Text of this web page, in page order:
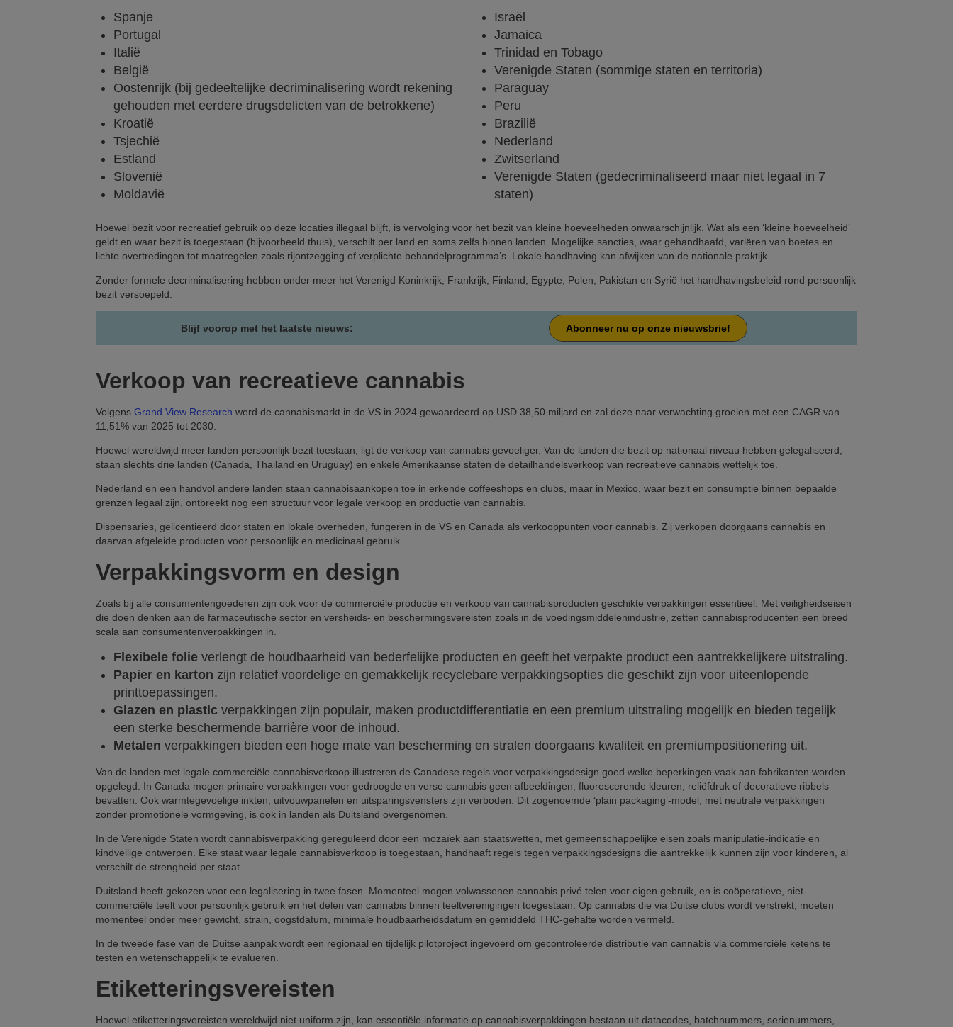
Spanje
Portugal
Italië
België
Oostenrijk (bij gedeeltelijke decriminalisering wordt rekening
gehouden met eerdere drugsdelicten van de betrokkene)
Kroatië
Tsjechië
Estland
Slovenië
Moldavië
Israël
Jamaica
Trinidad en Tobago
Verenigde Staten (sommige staten en territoria)
Paraguay
Peru
Brazilië
Nederland
Zwitserland
Verenigde Staten (gedecriminaliseerd maar niet legaal in 7
staten)
Hoewel bezit voor recreatief gebruik op deze locaties illegaal blijft, is vervolging voor het bezit van kleine hoeveelheden onwaarschijnlijk. Wat als een ‘kleine hoeveelheid’
geldt en waar bezit is toegestaan (bijvoorbeeld thuis), verschilt per land en soms zelfs binnen landen. Mogelijke sancties, waar gehandhaafd, variëren van boetes en
lichte overtredingen tot maatregelen zoals rijontzegging of verplichte behandelprogramma’s. Lokale handhaving kan afwijken van de nationale praktijk.
Zonder formele decriminalisering hebben onder meer het Verenigd Koninkrijk, Frankrijk, Finland, Egypte, Polen, Pakistan en Syrië het handhavingsbeleid rond persoonlijk
bezit versoepeld.
Blijf voorop met het laatste nieuws: Abonneer nu op onze nieuwsbrief
Verkoop van recreatieve cannabis
Volgens Grand View Research werd de cannabismarkt in de VS in 2024 gewaardeerd op USD 38,50 miljard en zal deze naar verwachting groeien met een CAGR van
11,51% van 2025 tot 2030.
Hoewel wereldwijd meer landen persoonlijk bezit toestaan, ligt de verkoop van cannabis gevoeliger. Van de landen die bezit op nationaal niveau hebben gelegaliseerd,
staan slechts drie landen (Canada, Thailand en Uruguay) en enkele Amerikaanse staten de detailhandelsverkoop van recreatieve cannabis wettelijk toe.
Nederland en een handvol andere landen staan cannabisaankopen toe in erkende coffeeshops en clubs, maar in Mexico, waar bezit en consumptie binnen bepaalde
grenzen legaal zijn, ontbreekt nog een structuur voor legale verkoop en productie van cannabis.
Dispensaries, gelicentieerd door staten en lokale overheden, fungeren in de VS en Canada als verkooppunten voor cannabis. Zij verkopen doorgaans cannabis en
daarvan afgeleide producten voor persoonlijk en medicinaal gebruik.
Verpakkingsvorm en design
Zoals bij alle consumentengoederen zijn ook voor de commerciële productie en verkoop van cannabisproducten geschikte verpakkingen essentieel. Met veiligheidseisen
die doen denken aan de farmaceutische sector en versheids- en beschermingsvereisten zoals in de voedingsmiddelenindustrie, zetten cannabisproducenten een breed
scala aan consumentenverpakkingen in.
Flexibele folie verlengt de houdbaarheid van bederfelijke producten en geeft het verpakte product een aantrekkelijkere uitstraling.
Papier en karton zijn relatief voordelige en gemakkelijk recyclebare verpakkingsopties die geschikt zijn voor uiteenlopende
printtoepassingen.
Glazen en plastic verpakkingen zijn populair, maken productdifferentiatie en een premium uitstraling mogelijk en bieden tegelijk
een sterke beschermende barrière voor de inhoud.
Metalen verpakkingen bieden een hoge mate van bescherming en stralen doorgaans kwaliteit en premiumpositionering uit.
Van de landen met legale commerciële cannabisverkoop illustreren de Canadese regels voor verpakkingsdesign goed welke beperkingen vaak aan fabrikanten worden
opgelegd. In Canada mogen primaire verpakkingen voor gedroogde en verse cannabis geen afbeeldingen, fluorescerende kleuren, reliëfdruk of decoratieve ribbels
bevatten. Ook warmtegevoelige inkten, uitvouwpanelen en uitsparingsvensters zijn verboden. Dit zogenoemde ‘plain packaging’-model, met neutrale verpakkingen
zonder promotionele vormgeving, is ook in landen als Duitsland overgenomen.
In de Verenigde Staten wordt cannabisverpakking gereguleerd door een mozaïek aan staatswetten, met gemeenschappelijke eisen zoals manipulatie-indicatie en
kindveilige ontwerpen. Elke staat waar legale cannabisverkoop is toegestaan, handhaaft regels tegen verpakkingsdesigns die aantrekkelijk kunnen zijn voor kinderen, al
verschilt de strengheid per staat.
Duitsland heeft gekozen voor een legalisering in twee fasen. Momenteel mogen volwassenen cannabis privé telen voor eigen gebruik, en is coöperatieve, niet-
commerciële teelt voor persoonlijk gebruik en het delen van cannabis binnen teeltverenigingen toegestaan. Op cannabis die via Duitse clubs wordt verstrekt, moeten
momenteel onder meer gewicht, strain, oogstdatum, minimale houdbaarheidsdatum en gemiddeld THC-gehalte worden vermeld.
In de tweede fase van de Duitse aanpak wordt een regionaal en tijdelijk pilotproject ingevoerd om gecontroleerde distributie van cannabis via commerciële ketens te
testen en wetenschappelijk te evalueren.
Etiketteringsvereisten
Hoewel etiketteringsvereisten wereldwijd niet uniform zijn, kan essentiële informatie op cannabisverpakkingen bestaan uit datacodes, batchnummers, serienummers,